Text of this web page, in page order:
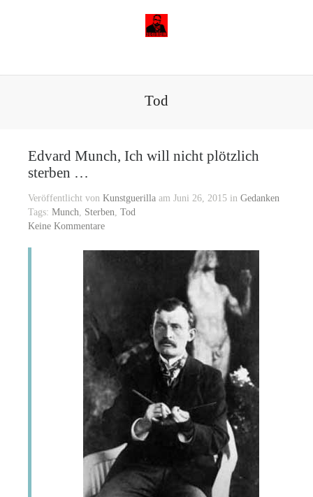
Tod
Edvard Munch, Ich will nicht plötzlich
sterben …
Veröffentlicht von Kunstguerillaam Juni 26, 2015 in Gedanken
Tags: Munch Sterben Tod
Keine Kommentare